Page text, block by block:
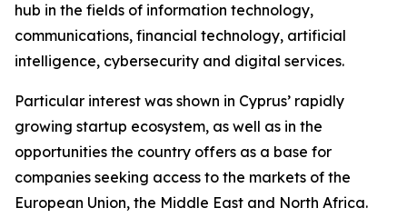
hub in the fields of information technology,
communications, financial technology, artificial
intelligence, cybersecurity and digital services.
Particular interest was shown in Cyprus’ rapidly
growing startup ecosystem, as well as in the
opportunities the country offers as a base for
companies seeking access to the markets of the
European Union, the Middle East and North Africa.